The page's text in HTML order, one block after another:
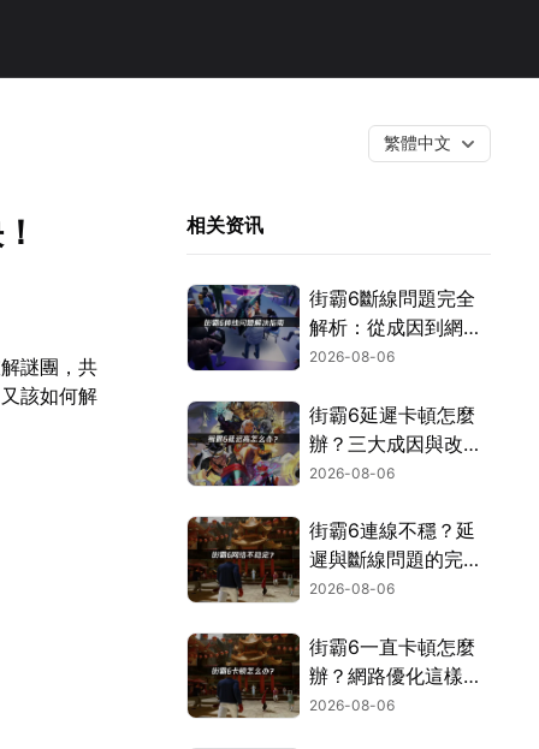
繁體中文
謎團，共
該如何解
相关资讯
街霸6斷線問題完全
解析：從成因到網路
優化的實用攻略！
2026-08-06
街霸6延遲卡頓怎麼
辦？三大成因與改善
對策！
2026-08-06
街霸6連線不穩？延
遲與斷線問題的完整
解決指南！
2026-08-06
街霸6一直卡頓怎麼
辦？網路優化這樣解
決！
2026-08-06